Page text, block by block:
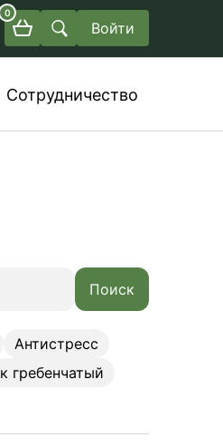
0
Войти
Сотрудничество
Поиск
Антистресс
гребенчатый